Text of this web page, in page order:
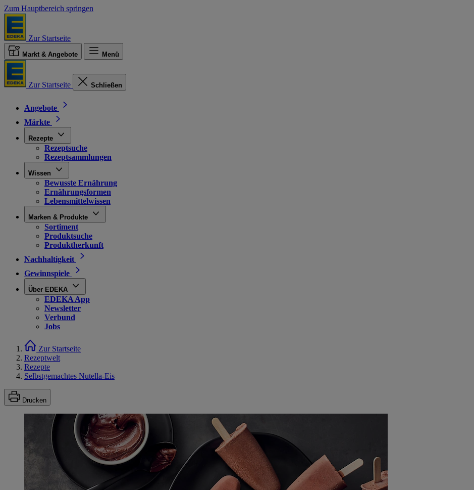
Zum Hauptbereich springen
Zur Startseite
Markt & Angebote Menü
Zur Startseite Schließen
Angebote
Märkte
Rezepte
Rezeptsuche
Rezeptsammlungen
Wissen
Bewusste Ernährung
Ernährungsformen
Lebensmittelwissen
Marken & Produkte
Sortiment
Produktsuche
Produktherkunft
Nachhaltigkeit
Gewinnspiele
Über EDEKA
EDEKA App
Newsletter
Verbund
Jobs
Zur Startseite
Rezeptwelt
Rezepte
Selbstgemachtes Nutella-Eis
Drucken